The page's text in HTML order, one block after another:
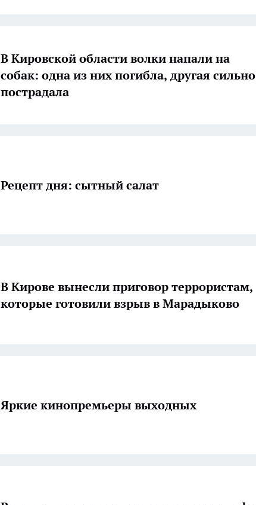
В Кировской области волки напали на
собак: одна из них погибла, другая сильно
пострадала
Рецепт дня: сытный салат
В Кирове вынесли приговор террористам,
которые готовили взрыв в Марадыково
Яркие кинопремьеры выходных